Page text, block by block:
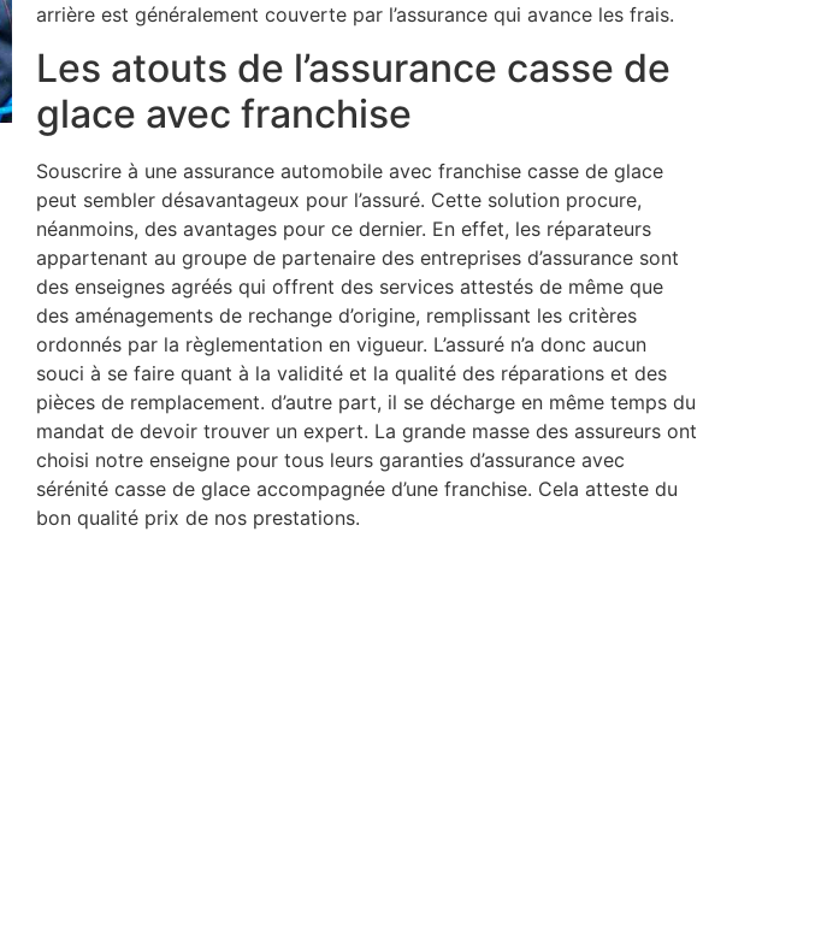
arrière est généralement couverte par l’assurance qui avance les frais.
Les atouts de l’assurance casse de
glace avec franchise
Souscrire à une assurance automobile avec franchise casse de glace
peut sembler désavantageux pour l’assuré. Cette solution procure,
néanmoins, des avantages pour ce dernier. En effet, les réparateurs
appartenant au groupe de partenaire des entreprises d’assurance sont
des enseignes agréés qui offrent des services attestés de même que
des aménagements de rechange d’origine, remplissant les critères
ordonnés par la règlementation en vigueur. L’assuré n’a donc aucun
souci à se faire quant à la validité et la qualité des réparations et des
pièces de remplacement. d’autre part, il se décharge en même temps du
mandat de devoir trouver un expert. La grande masse des assureurs ont
choisi notre enseigne pour tous leurs garanties d’assurance avec
sérénité casse de glace accompagnée d’une franchise. Cela atteste du
bon qualité prix de nos prestations.